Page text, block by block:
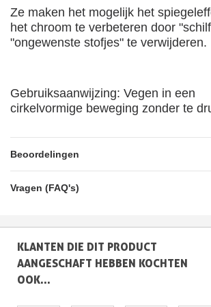
Ze maken het mogelijk het
het chroom te verbeteren door
"ongewenste stofjes" te verwijderen.
Gebruiksaanwijzing: Vegen in een
cirkelvormige beweging zonder te
Beoordelingen
Vragen (FAQ's)
KLANTEN DIE DIT PRODUCT
AANGESCHAFT HEBBEN KOCHTEN
OOK...